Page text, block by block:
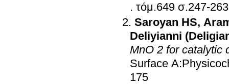
.
τόμ.649 σ.247-263
Saroyan HS,
Deliyianni
MnO 2 for catalytic
Surface
175